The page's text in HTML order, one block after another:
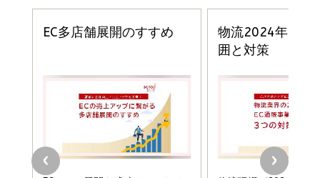
ドリルを売るには穴を売れ
Brand Shift(ブランド・シフト): 「信頼」で選ばれ
る時代の成長戦略
￥2,420
マーケティングの真実 P&G・グリコで学んだ失敗
と成長の法則
￥1,100
anan(アンアン)2026/07/08号 No.2502[2026
年後半、あなたの恋と運命／山田涼介]
￥880
ママ投資家が育休中に１億貯めた株式投資
￥1,870
組織の成果を最大化する ルールのデザイン
経営メモ 16年の起業家人生で得た知見
影響力の武器［新版］：人を動かす七つの原理
￥3,190
フィードバック経営 「沈黙の組織」から「高め合う
組織」へ